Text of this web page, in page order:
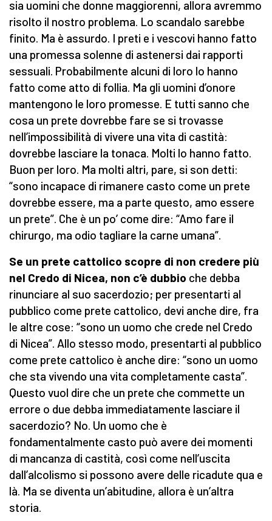
sia uomini che donne maggiorenni, allora avremmo
risolto il nostro problema. Lo scandalo sarebbe
finito. Ma è assurdo. I preti e i vescovi hanno fatto
una promessa solenne di astenersi dai rapporti
sessuali. Probabilmente alcuni di loro lo hanno
fatto come atto di follia. Ma gli uomini d’onore
mantengono le loro promesse. E tutti sanno che
cosa un prete dovrebbe fare se si trovasse
nell’impossibilità di vivere una vita di castità:
dovrebbe lasciare la tonaca. Molti lo hanno fatto.
Buon per loro. Ma molti altri, pare, si son detti:
“sono incapace di rimanere casto come un prete
dovrebbe essere, ma a parte questo, amo essere
un prete”. Che è un po’ come dire: “Amo fare il
chirurgo, ma odio tagliare la carne umana”.
Se un prete cattolico scopre di non credere più
nel Credo di Nicea, non c’è dubbio che debba
rinunciare al suo sacerdozio; per presentarti al
pubblico come prete cattolico, devi anche dire, fra
le altre cose: “sono un uomo che crede nel Credo
di Nicea”. Allo stesso modo, presentarti al pubblico
come prete cattolico è anche dire: “sono un uomo
che sta vivendo una vita completamente casta”.
Questo vuol dire che un prete che commette un
errore o due debba immediatamente lasciare il
sacerdozio? No. Un uomo che è
fondamentalmente casto può avere dei momenti
di mancanza di castità, così come nell’uscita
dall’alcolismo si possono avere delle ricadute qua e
là. Ma se diventa un’abitudine, allora è un’altra
storia.